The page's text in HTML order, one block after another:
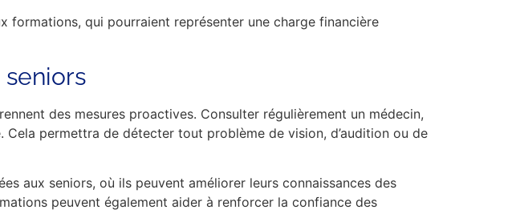
formations, qui pourraient représenter une charge financière
des mesures proactives. Consulter régulièrement un médecin,
permettra de détecter tout problème de vision, d’audition ou de
aux seniors, où ils peuvent améliorer leurs connaissances des
peuvent également aider à renforcer la confiance des